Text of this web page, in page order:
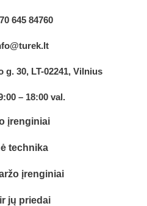
645 84760
g. 30, LT-02241, Vilnius
– 18:00 val.
įrenginiai
technika
įrenginiai
jų priedai